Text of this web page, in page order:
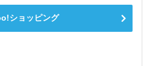
ショッピング